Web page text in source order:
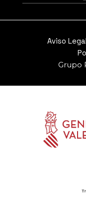
Aviso Legal
Grupo